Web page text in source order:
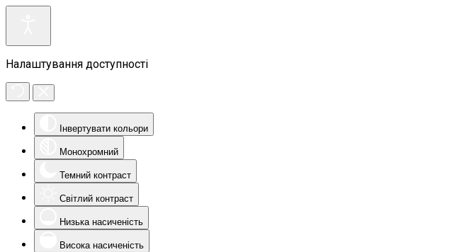
Налаштування доступності
Інвертувати кольори
Монохромний
Темний контраст
Світлий контраст
Низька насиченість
Висока насиченість